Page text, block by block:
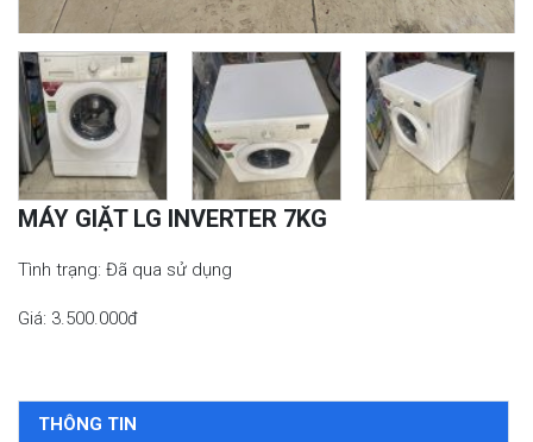
MÁY GIẶT LG INVERTER 7KG
Tình trạng: Đã qua sử dụng
Giá: 3.500.000đ
THÔNG TIN